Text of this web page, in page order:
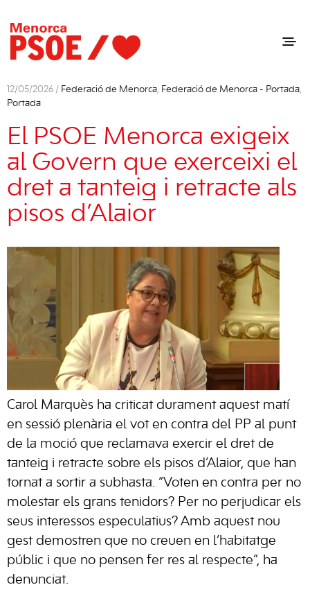
12/05/2026 / Federació de Menorca, Federació de Menorca - Portada,
Portada
El PSOE Menorca exigeix
al Govern que exerceixi el
dret a tanteig i retracte als
pisos d’Alaior
Carol Marquès ha criticat durament aquest matí
en sessió plenària el vot en contra del PP al punt
de la moció que reclamava exercir el dret de
tanteig i retracte sobre els pisos d’Alaior, que han
tornat a sortir a subhasta. “Voten en contra per no
molestar els grans tenidors? Per no perjudicar els
seus interessos especulatius? Amb aquest nou
gest demostren que no creuen en l’habitatge
públic i que no pensen fer res al respecte”, ha
denunciat.